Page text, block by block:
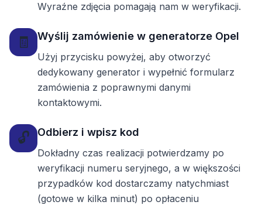
Wyraźne zdjęcia pomagają nam w weryfikacji.
🧾 Wyślij zamówienie w generatorze Opel
Użyj przycisku powyżej, aby otworzyć
dedykowany generator i wypełnić formularz
zamówienia z poprawnymi danymi
kontaktowymi.
🔓 Odbierz i wpisz kod
Dokładny czas realizacji potwierdzamy po
weryfikacji numeru seryjnego, a w większości
przypadków kod dostarczamy natychmiast
(gotowe w kilka minut) po opłaceniu